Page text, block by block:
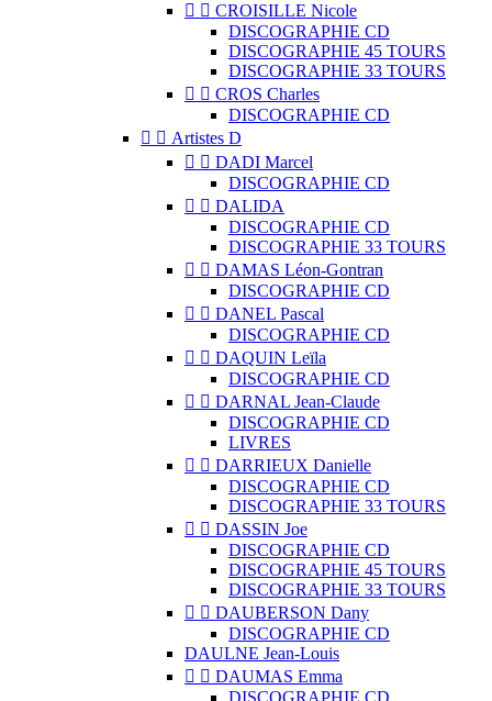
  CROISILLE Nicole
DISCOGRAPHIE CD
DISCOGRAPHIE 45 TOURS
DISCOGRAPHIE 33 TOURS
  CROS Charles
DISCOGRAPHIE CD
  Artistes D
  DADI Marcel
DISCOGRAPHIE CD
  DALIDA
DISCOGRAPHIE CD
DISCOGRAPHIE 33 TOURS
  DAMAS Léon-Gontran
DISCOGRAPHIE CD
  DANEL Pascal
DISCOGRAPHIE CD
  DAQUIN Leïla
DISCOGRAPHIE CD
  DARNAL Jean-Claude
DISCOGRAPHIE CD
LIVRES
  DARRIEUX Danielle
DISCOGRAPHIE CD
DISCOGRAPHIE 33 TOURS
  DASSIN Joe
DISCOGRAPHIE CD
DISCOGRAPHIE 45 TOURS
DISCOGRAPHIE 33 TOURS
  DAUBERSON Dany
DISCOGRAPHIE CD
DAULNE Jean-Louis
  DAUMAS Emma
DISCOGRAPHIE CD